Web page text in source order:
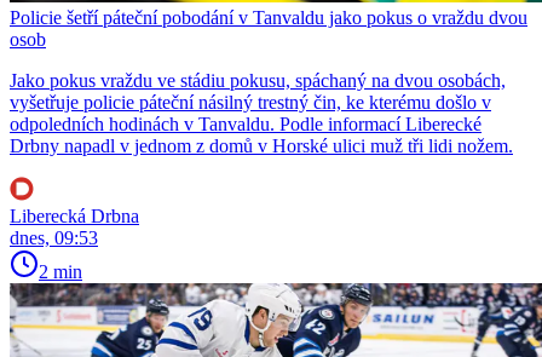
Policie šetří páteční pobodání v Tanvaldu jako pokus o vraždu dvou
osob
Jako pokus vraždu ve stádiu pokusu, spáchaný na dvou osobách,
vyšetřuje policie páteční násilný trestný čin, ke kterému došlo v
odpoledních hodinách v Tanvaldu. Podle informací Liberecké
Drbny napadl v jednom z domů v Horské ulici muž tři lidi nožem.
Liberecká Drbna
dnes, 09:53
2 min